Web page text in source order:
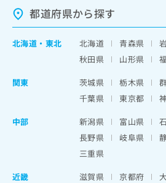
都道府県から探す
北海道 ・ 東北 北海道 青森県
秋田県
山形県
関東
茨城県 栃木県
千葉県
東京都
中部
新潟県 富山県
長野県
岐阜県
三重県
近畿
滋賀県 京都府